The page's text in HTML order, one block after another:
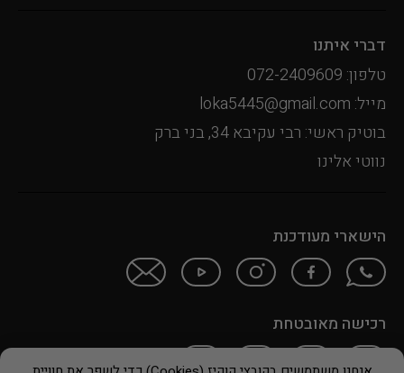
דברי איתנו
טלפון: 072-2409609
מייל: loka5445@gmail.com
בוטיק ראשי: רבי עקיבא 34, בני ברק
נווטי אלינו
הישארי מעודכנת
רכישה מאובטחת